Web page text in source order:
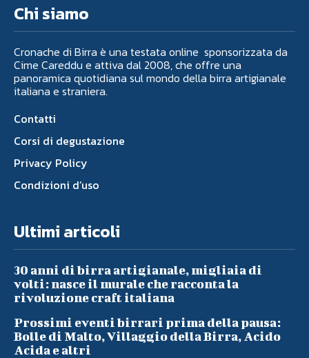
Chi siamo
Cronache di Birra è una testata online sponsorizzata da
Cime Careddu e attiva dal 2008, che offre una
panoramica quotidiana sul mondo della birra artigianale
italiana e straniera.
Contatti
Corsi di degustazione
Privacy Policy
Condizioni d’uso
Ultimi articoli
30 anni di birra artigianale, migliaia di
volti: nasce il murale che racconta la
rivoluzione craft italiana
Prossimi eventi birrari prima della pausa:
Bolle di Malto, Villaggio della Birra, Acido
Acida e altri